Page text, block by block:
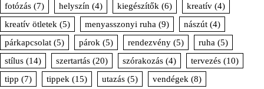
fotózás (7) helyszín (4) kiegészítők (6) kreatív (4)
kreatív ötletek (5) menyasszonyi ruha (9) nászút (4)
párkapcsolat (5) párok (5) rendezvény (5) ruha (5)
stílus (14) szertartás (20) szórakozás (4) tervezés (10)
tipp (7) tippek (15) utazás (5) vendégek (8)